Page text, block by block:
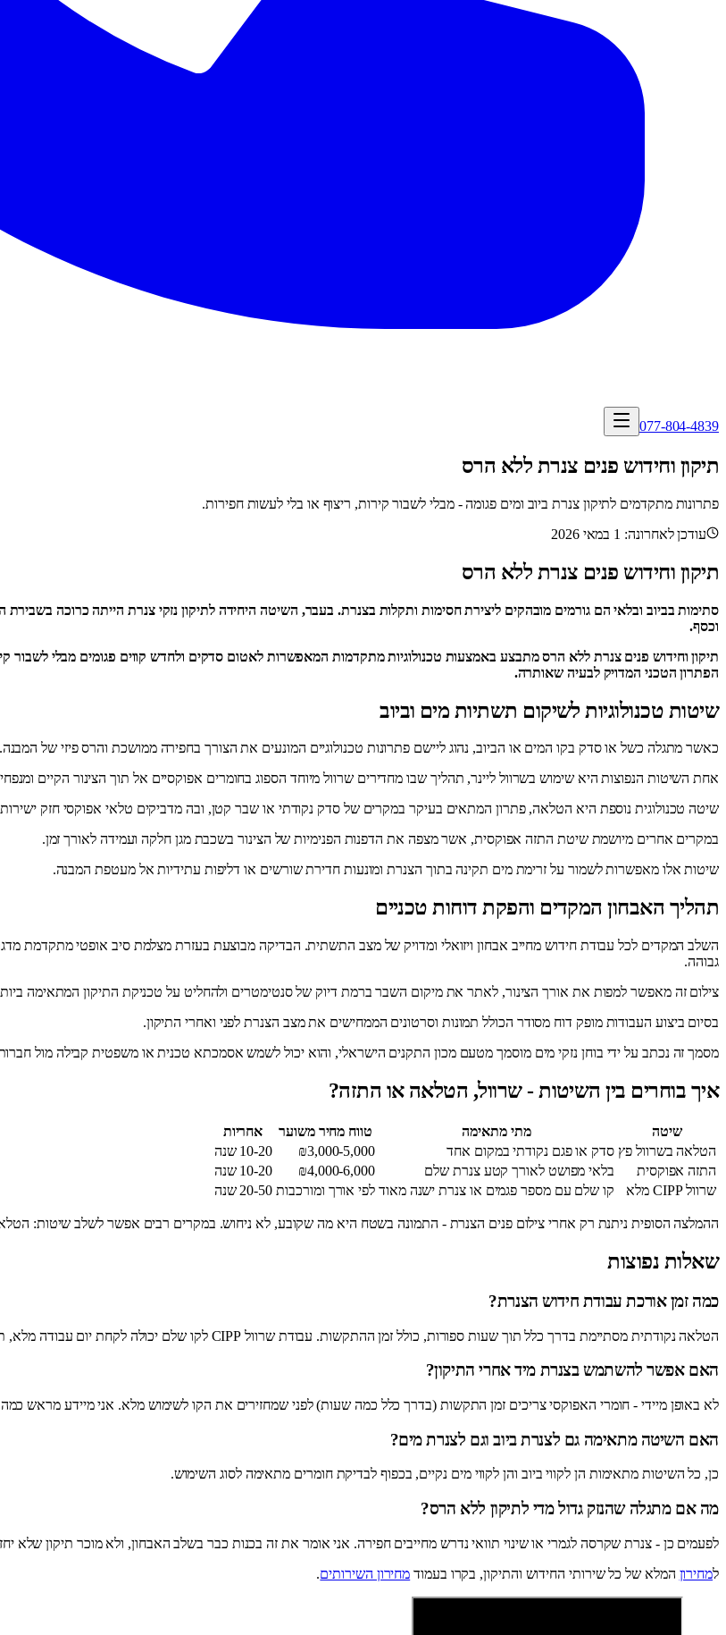
077-804-4839
תיקון וחידוש פנים צנרת ללא הרס
פתרונות מתקדמים לתיקון צנרת ביוב ומים פגומה - מבלי לשבור קירות, ריצוף או בלי לעשות חפירות.
עודכן לאחרונה: 1 במאי 2026
תיקון וחידוש פנים צנרת ללא הרס
סתימות בביוב ובלאי הם גורמים מובהקים ליצירת חסימות ותקלות בצנרת. בעבר, השיטה היחידה לתיקון נזקי צנרת הייתה כרוכה
וכסף.
תיקון וחידוש פנים צנרת ללא הרס מתבצע באמצעות טכנולוגיות מתקדמות המאפשרות לאטום סדקים ולחדש קווים פגומים מבלי
הפתרון הטכני המדויק לבעיה שאותרה.
שיטות טכנולוגיות לשיקום תשתיות מים וביוב
כאשר מתגלה כשל או סדק בקו המים או הביוב, נהוג ליישם פתרונות טכנולוגיים המונעים את הצורך בחפירה ממושכת והרס פיזי של המבנה.
אחת השיטות הנפוצות היא שימוש בשרוול ליינר, תהליך שבו מחדירים שרוול מיוחד הספוג בחומרים אפוקסיים אל תוך הצינור הקיים
שיטה טכנולוגית נוספת היא הטלאה, פתרון המתאים בעיקר במקרים של סדק נקודתי או שבר קטן, ובה מדביקים טלאי אפוקסי חזק
במקרים אחרים מיושמת שיטת התזה אפוקסית, אשר מצפה את הדפנות הפנימיות של הצינור בשכבת מגן חלקה ועמידה לאורך זמן.
שיטות אלו מאפשרות לשמור על זרימת מים תקינה בתוך הצנרת ומונעות חדירת שורשים או דליפות עתידיות אל מעטפת המבנה.
תהליך האבחון המקדים והפקת דוחות טכניים
גבוהה.
צילום זה מאפשר למפות את אורך הצינור, לאתר את מיקום השבר ברמת דיוק של סנטימטרים ולהחליט על טכניקת התיקון המתאימה
בסיום ביצוע העבודות מופק דוח מסודר הכולל תמונות וסרטונים הממחישים את מצב הצנרת לפני ואחרי התיקון.
מסמך זה נכתב על ידי בוחן נזקי מים מוסמך מטעם מכון התקנים הישראלי, והוא יכול לשמש אסמכתא טכנית או משפטית קבילה מול
איך בוחרים בין השיטות - שרוול, הטלאה או התזה?
שיטה מתי מתאימה טווח מחיר משוער
אחריות
הטלאה בשרוול פץ סדק או פגם נקודתי במקום אחד ₪3,000-5,000
10-20 שנה
התזה אפוקסית
בלאי מפושט לאורך קטע צנרת שלם ₪4,000-6,000
10-20 שנה
שרוול CIPP מלא
קו שלם עם מספר פגמים או צנרת ישנה מאוד לפי אורך ומורכבות 20-50 שנה
ההמלצה הסופית ניתנת רק אחרי צילום פנים הצנרת - התמונה בשטח היא מה שקובע, לא ניחוש. במקרים רבים אפשר לשלב שיטות:
שאלות נפוצות
כמה זמן אורכת עבודת חידוש הצנרת?
הטלאה נקודתית מסתיימת בדרך כלל תוך שעות ספורות, כולל זמן ההתקשות. עבודת שרוול CIPP לקו שלם יכולה לקחת יום עבודה מלא, תלוי באורך ובמורכבות התוואי.
האם אפשר להשתמש בצנרת מיד אחרי התיקון?
לא באופן מיידי - חומרי האפוקסי צריכים זמן התקשות (בדרך כלל כמה שעות) לפני שמחזירים את הקו לשימוש מלא. אני מיידע מראש
האם השיטה מתאימה גם לצנרת ביוב וגם לצנרת מים?
כן, כל השיטות מתאימות הן לקווי ביוב והן לקווי מים נקיים, בכפוף לבדיקת חומרים מתאימה לסוג השימוש.
מה אם מתגלה שהנזק גדול מדי לתיקון ללא הרס?
לפעמים כן - צנרת שקרסה לגמרי או שינוי תוואי נדרש מחייבים חפירה. אני אומר את זה בכנות כבר בשלב האבחון, ולא מוכר תיקון
למחירון המלא של כל שירותי החידוש והתיקון, בקרו בעמוד מחירון השירותים.